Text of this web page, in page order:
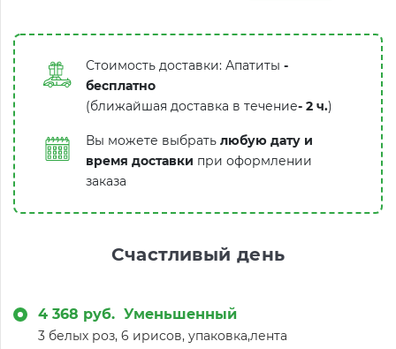
Стоимость доставки: Апатиты -
бесплатно
(ближайшая доставка в течение- 2 ч.)
Вы можете выбрать любую дату и
время доставки при оформлении
заказа
Счастливый день
4 368 руб. Уменьшенный
3 белых роз, 6 ирисов, упаковка,лента